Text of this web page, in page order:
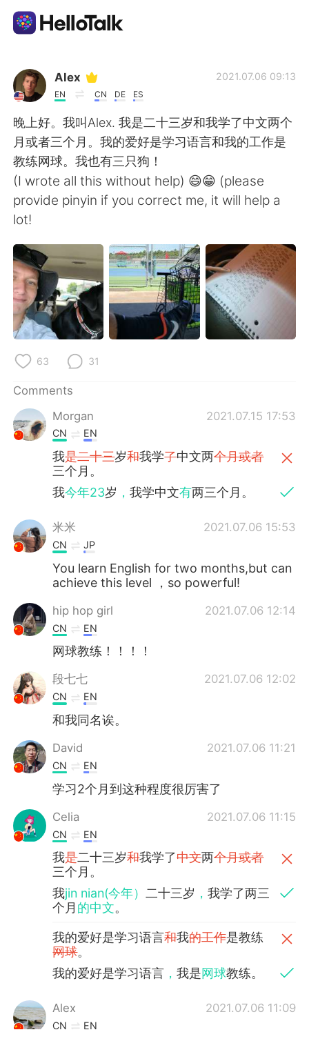
Language Exchange App
AI Grammar Checker
English
简体中文 繁體中文
Español العربية
Français Deutsch
日本語 한국어
Türkçe
Português
Alex
EN CN DE ES
2021.07.06 09:13
晚上好。我叫Alex. 我是二十三岁和我学了中文两个
月或者三个月。我的爱好是学习语言和我的工作是
教练网球。我也有三只狗！
(I wrote all this without help) 😄😁 (please
provide pinyin if you correct me, it will help a
lot!
63 31
Comments
Morgan
2021.07.15 17:53
CN EN
我是二十三岁和我学了中文两个月或者
三个月。
我今年23岁 ，我学中文有两三个月。
米米 2021.07.06 15:53
CN JP
You learn English for two months,but can
achieve this level ，so powerful!
hip hop girl 2021.07.06 12:14
CN EN
网球教练！！！！
段七七 2021.07.06 12:02
CN EN
和我同名诶。
David 2021.07.06 11:21
CN EN
学习2个月到这种程度很厉害了
Celia 2021.07.06 11:15
CN EN
我是二十三岁和我学了中文两个月或者
三个月。
我jin nian(今年）二十三岁 ，我学了两三
个月 的中文。
我的爱好是学习语言和我的工作是教练
网球。
我的爱好是学习语言 ，我是网球教练。
Alex 2021.07.06 11:09
CN EN